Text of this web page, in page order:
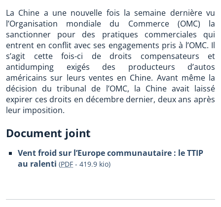
La Chine a une nouvelle fois la semaine dernière vu
l’Organisation mondiale du Commerce (OMC) la
sanctionner pour des pratiques commerciales qui
entrent en conflit avec ses engagements pris à l’OMC. Il
s’agit cette fois-ci de droits compensateurs et
antidumping exigés des producteurs d’autos
américains sur leurs ventes en Chine. Avant même la
décision du tribunal de l’OMC, la Chine avait laissé
expirer ces droits en décembre dernier, deux ans après
leur imposition.
Document joint
Vent froid sur l’Europe communautaire : le TTIP
au ralenti (PDF - 419.9 kio)